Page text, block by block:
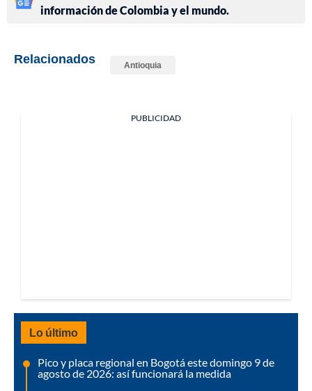
información de Colombia y el mundo.
Relacionados Antioquia
PUBLICIDAD
Lo último
Pico y placa regional en Bogotá este domingo 9 de
agosto de 2026: así funcionará la medida